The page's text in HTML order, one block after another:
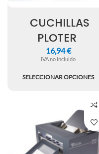
CUCHILLAS
PLOTER
16,94€
IVA no Incluido
SELECCIONAR OPCIONES